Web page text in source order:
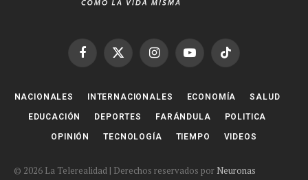
FacebookX
(Twitter)
InstagramYouTubeTikTok
NACIONALES INTERNACIONALES ECONOMÍA SALUD
EDUCACIÓN DEPORTES FARÁNDULA POLITICA
OPINIÓN TECNOLOGÍA TIEMPO VIDEOS
© 2026 La Telerealidad | Derechos reservados por Neuronas